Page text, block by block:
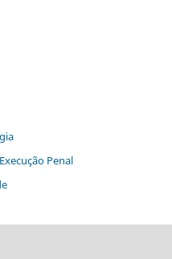
Penal